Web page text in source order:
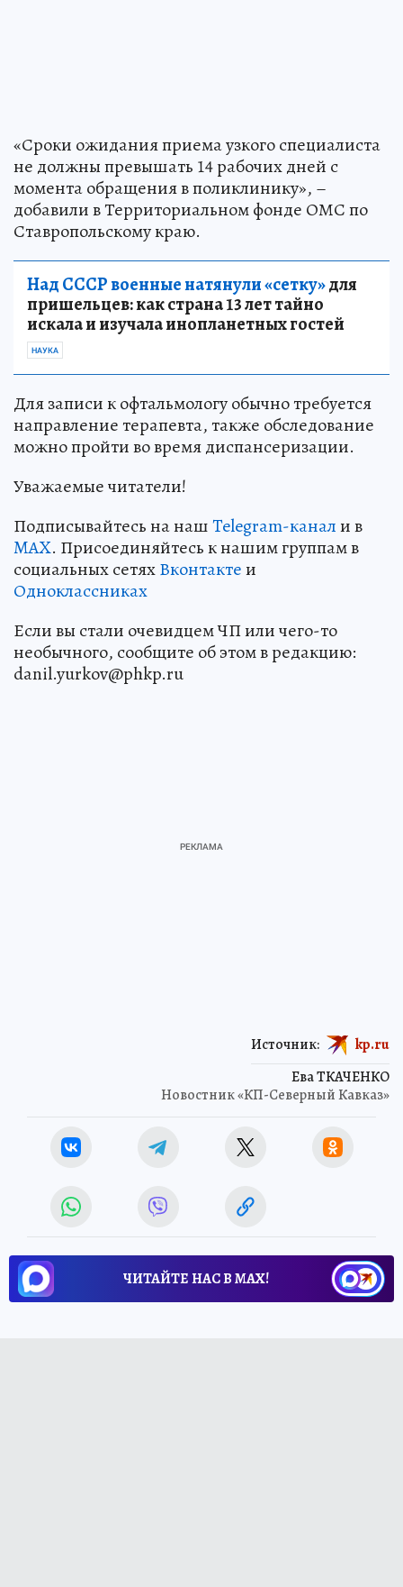
«Сроки ожидания приема узкого специалиста
не должны превышать 14 рабочих дней с
момента обращения в поликлинику», –
добавили в Территориальном фонде ОМС по
Ставропольскому краю.
Над СССР военные натянули «сетку»для
пришельцев: как страна 13 лет тайно
искала и изучала инопланетных гостей
НАУКА
Для записи к офтальмологу обычно требуется
направление терапевта, также обследование
можно пройти во время диспансеризации.
Уважаемые читатели!
Подписывайтесь на нашTelegram-канали в
MAX. Присоединяйтесь к нашим группам в
социальных сетяхВконтактеи
Одноклассниках
Если вы стали очевидцем ЧП или чего-то
необычного, сообщите об этом в редакцию:
danil.yurkov@phkp.ru
Ева ТКАЧЕНКО
Новостник «КП-Северный Кавказ»
Источник: kp.ru
ЧИТАЙТЕ НАС В МАХ!